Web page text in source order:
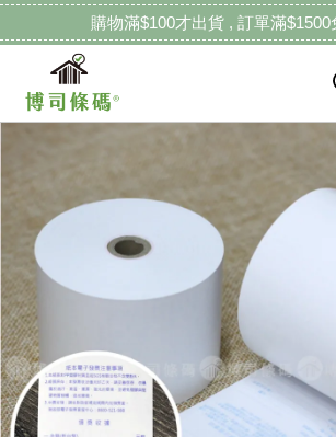
購物滿$100才出貨 , 訂單滿$1500